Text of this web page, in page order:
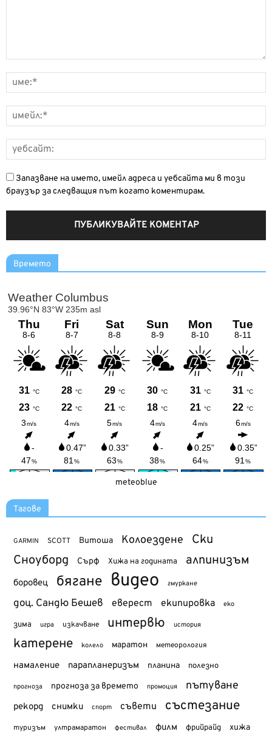
Запазване на името, имейл адреса и уебсайта ми в този
браузър за следващия път когато коментирам.
Времето
meteoblue
Тагове
GARMIN SCOTT Витоша Колоездене Ски
Сноуборд Сърф Хижа на годината алпинизъм
боровец бягане видео гмуркане
доц. Сандю Бешев еверест екипировка еко
зима игра изкачване интервю история
катерене колело маратон метеорология
намаление парапланеризъм планина полезно
прогноза прогноза за времето промоция пътуване
рекорд снимки спорт съвети състезание
туризъм ултрамаратон фестивал филм фрийрайд хижа